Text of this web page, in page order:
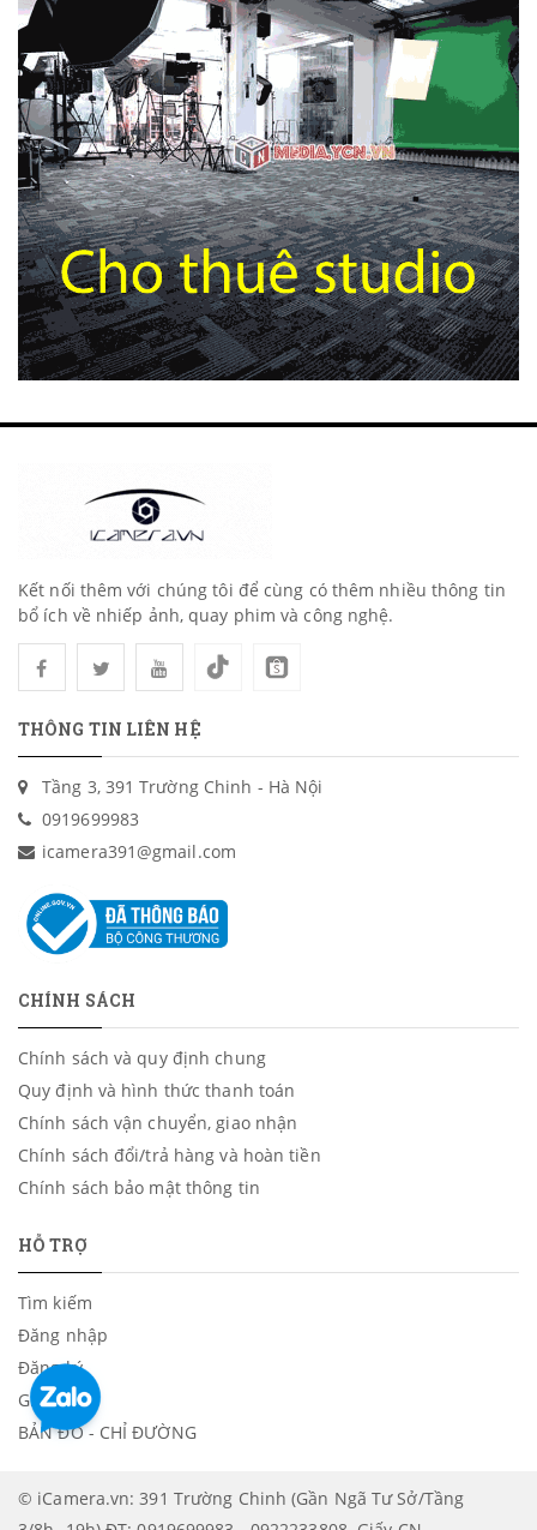
Kết nối thêm với chúng tôi để cùng có thêm nhiều thông tin
bổ ích về nhiếp ảnh, quay phim và công nghệ.
THÔNG TIN LIÊN HỆ
Tầng 3, 391 Trường Chinh - Hà Nội
0919699983
icamera391@gmail.com
CHÍNH SÁCH
Chính sách và quy định chung
Quy định và hình thức thanh toán
Chính sách vận chuyển, giao nhận
Chính sách đổi/trả hàng và hoàn tiền
Chính sách bảo mật thông tin
HỖ TRỢ
Tìm kiếm
Đăng nhập
Đăng ký
Giỏ hàng
BẢN ĐỒ - CHỈ ĐƯỜNG
© iCamera.vn: 391 Trường Chinh (Gần Ngã Tư Sở/Tầng